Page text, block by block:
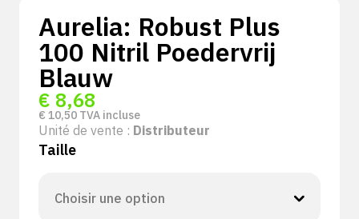
Aurelia: Robust Plus
100 Nitril Poedervrij
Blauw
€ 8,68
€ 10,50 TVA incluse
Unité de vente : Distributeur
Taille